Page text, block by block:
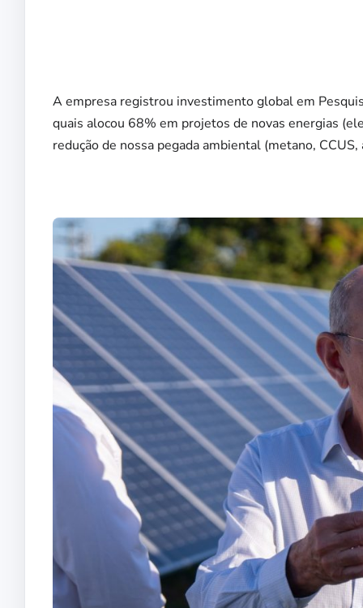
A empresa registrou investimento global em
quais alocou 68% em projetos de novas energias
redução de nossa pegada ambiental (metano,